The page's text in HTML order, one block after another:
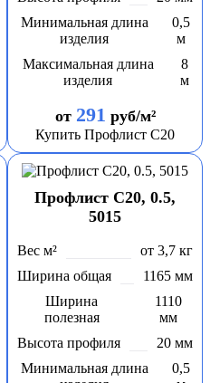
Минимальная длина
изделия
0,5
м
Максимальная длина
изделия
8
м
от 291 руб/м²
Купить Профлист С20
Профлист С20, 0.5,
5015
Вес м²
от 3,7 кг
Ширина общая
1165 мм
Ширина
полезная
1110
мм
Высота профиля
20 мм
Минимальная длина
0,5